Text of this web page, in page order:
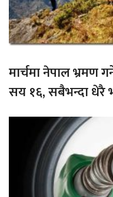
मार्चमा नेपाल भ्रमण
सय १६, सबैभन्दा धेरै